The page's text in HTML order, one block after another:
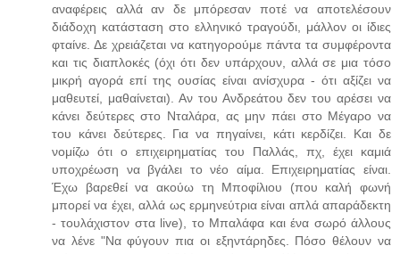
αναφέρεις αλλά αν δε μπόρεσαν ποτέ να αποτελέσουν
διάδοχη κατάσταση στο ελληνικό τραγούδι, μάλλον οι ίδιες
φταίνε. Δε χρειάζεται να κατηγορούμε πάντα τα συμφέροντα
και τις διαπλοκές (όχι ότι δεν υπάρχουν, αλλά σε μια τόσο
μικρή αγορά επί της ουσίας είναι ανίσχυρα - ότι αξίζει να
μαθευτεί, μαθαίνεται). Αν του Ανδρεάτου δεν του αρέσει να
κάνει δεύτερες στο Νταλάρα, ας μην πάει στο Μέγαρο να
του κάνει δεύτερες. Για να πηγαίνει, κάτι κερδίζει. Και δε
νομίζω ότι ο επιχειρηματίας του Παλλάς, πχ, έχει καμιά
υποχρέωση να βγάλει το νέο αίμα. Επιχειρηματίας είναι.
Έχω βαρεθεί να ακούω τη Μποφίλιου (που καλή φωνή
μπορεί να έχει, αλλά ως ερμηνεύτρια είναι απλά απαράδεκτη
- τουλάχιστον στα live), το Μπαλάφα και ένα σωρό άλλους
να λένε "Να φύγουν πια οι εξηντάρηδες. Πόσο θέλουν να